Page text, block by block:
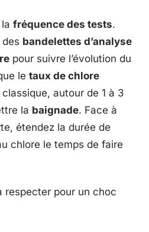
fréquence des tests.
bandelettes d’analyse
pour suivre l’évolution du
le taux de chlore
autour de 1 à 3
la baignade. Face à
étendez la durée de
chlore le temps de faire
respecter pour un choc